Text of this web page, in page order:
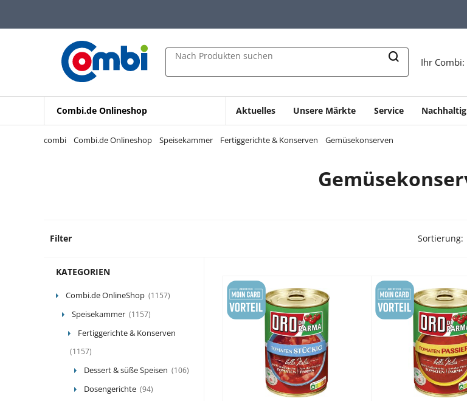
Zur Navigation springen
Zur Suche springen
Nach Produkten suchen
Ihr Combi:
Combi.de Onlineshop Aktuelles Unsere Märkte Service
combi Combi.de Onlineshop Speisekammer Fertiggerichte & Konserven Gemüsekonserven
Filter Sortierung:
KATEGORIEN
Combi.de OnlineShop (1157)
Speisekammer (1157)
Fertiggerichte & Konserven
(1157)
Dessert & süße Speisen (106)
Dosengerichte (94)